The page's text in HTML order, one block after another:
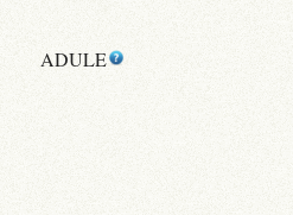
ADULE